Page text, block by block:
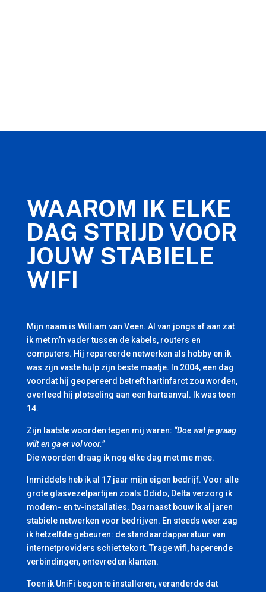
WAAROM IK ELKE
DAG STRIJD VOOR
JOUW STABIELE
WIFI
Mijn naam is William van Veen. Al van jongs af aan zat
ik met m’n vader tussen de kabels, routers en
computers. Hij repareerde netwerken als hobby en ik
was zijn vaste hulp zijn beste maatje. In 2004, een dag
voordat hij geopereerd betreft hartinfarct zou worden,
overleed hij plotseling aan een hartaanval. Ik was toen
14.
Zijn laatste woorden tegen mij waren: “Doe wat je graag
wilt en ga er vol voor.”
Die woorden draag ik nog elke dag met me mee.
Inmiddels heb ik al 17 jaar mijn eigen bedrijf. Voor alle
grote glasvezelpartijen zoals Odido, Delta verzorg ik
modem- en tv-installaties. Daarnaast bouw ik al jaren
stabiele netwerken voor bedrijven. En steeds weer zag
ik hetzelfde gebeuren: de standaardapparatuur van
internetproviders schiet tekort. Trage wifi, haperende
verbindingen, ontevreden klanten.
Toen ik UniFi begon te installeren, veranderde dat